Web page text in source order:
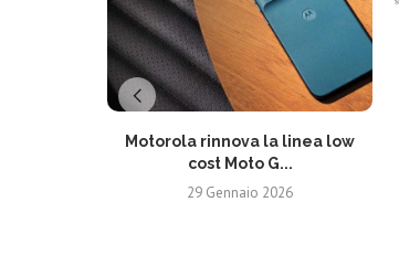
Motorola rinnova la linea low
cost Moto G...
29 Gennaio 2026